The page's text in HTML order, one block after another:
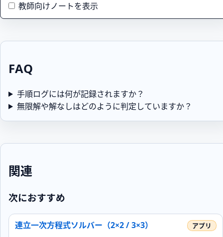
教師向けノートを表示
FAQ
手順ログには何が記録されますか？
無限解や解なしはどのように判定していますか？
関連
次におすすめ
連立一次方程式ソルバー（2×2 / 3×3）